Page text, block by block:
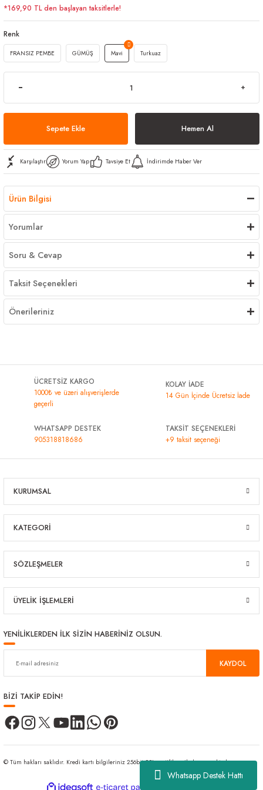
Whatsapp Destek Hattı
Mikrofiber Bezler
Kovalar
*169,90 TL den başlayan taksitlerle!
Renk
FRANSIZ PEMBE GÜMÜŞ Mavi Turkuaz
Sepete Ekle Hemen Al
Karşılaştır Yorum Yap Tavsiye Et İndirimde Haber Ver
Ürün Bilgisi
Yorumlar
Soru & Cevap
Taksit Seçenekleri
Önerileriniz
ÜCRETSİZ KARGO
1000₺ ve üzeri alışverişlerde
geçerli
KOLAY İADE
14 Gün İçinde Ücretsiz İade
WHATSAPP DESTEK
905318818686
TAKSİT SEÇENEKLERİ
+9 taksit seçeneği
KURUMSAL
KATEGORİ
SÖZLEŞMELER
ÜYELİK İŞLEMLERİ
YENİLİKLERDEN İLK SİZİN HABERİNİZ OLSUN.
KAYDOL
BİZİ TAKİP EDİN!
© Tüm hakları saklıdır. Kredi kartı bilgileriniz 256bit SSL sertifikası ile korunmaktadır.
ideasoft